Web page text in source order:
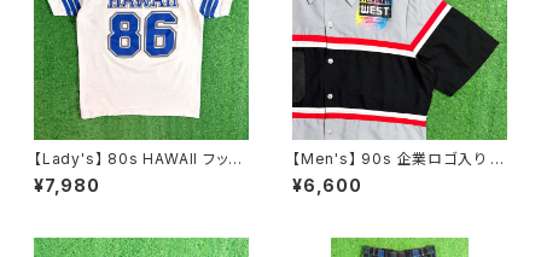
【Lady's】 80s HAWAII フット
ボール Tシャツ / 80年代 ティ
ーシャツ T-Short チビ ピチ ミ
¥7,980
【Men's】 90s 企業ロゴ入り ワ
ークシャツ / アメリカ製 USA製
90年代 シャツ ワーク 古着 メン
¥6,600